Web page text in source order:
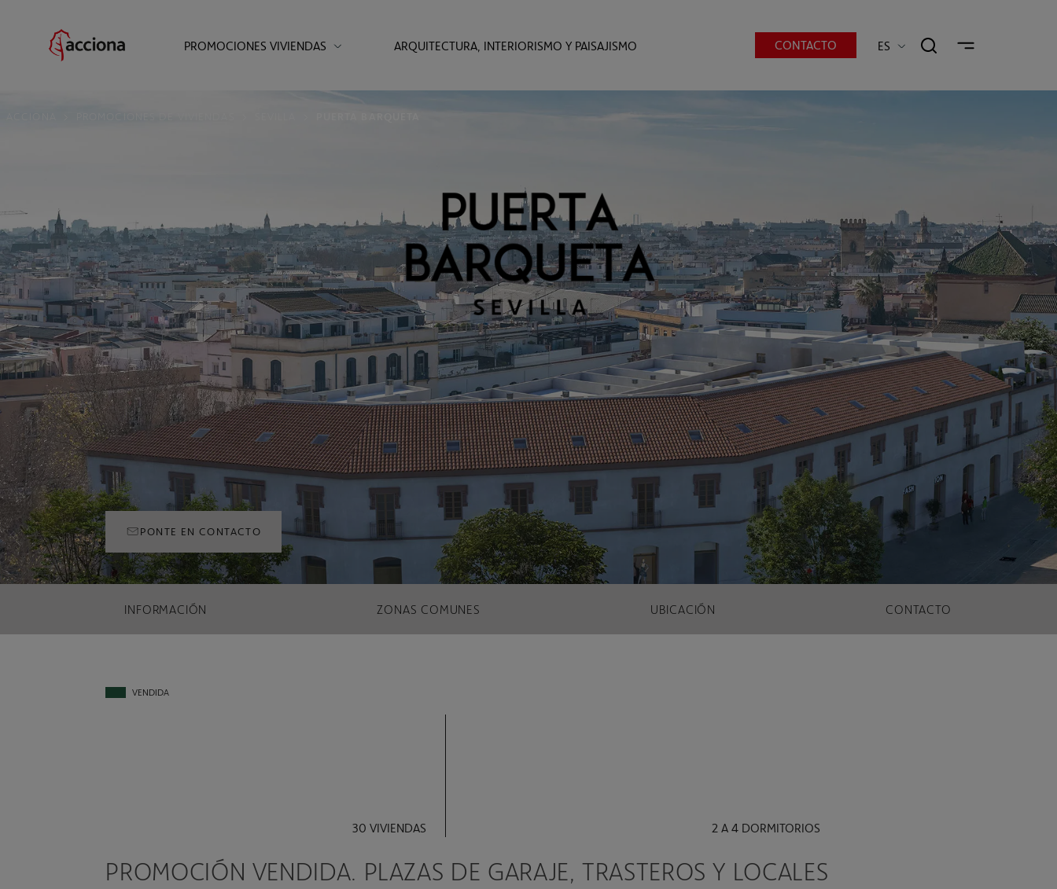
PROMOCIONES VIVIENDAS ARQUITECTURA, INTERIORISMO Y PAISAJISMO CONTACTO ES
PONTE EN CONTACTO
INFORMACIÓN ZONAS COMUNES UBICACIÓN CONTACTO
VENDIDA
30 VIVIENDAS 2 A 4 DORMITORIOS
PROMOCIÓN VENDIDA. PLAZAS DE GARAJE, TRASTEROS Y LOCALES